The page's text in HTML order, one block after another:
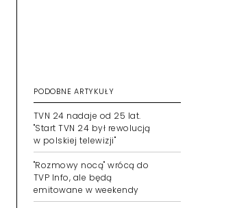
PODOBNE ARTYKUŁY
TVN 24 nadaje od 25 lat.
"Start TVN 24 był rewolucją
w polskiej telewizji"
"Rozmowy nocą" wrócą do
TVP Info, ale będą
emitowane w weekendy